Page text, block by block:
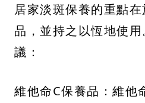
居家淡斑保養的重點
品，並持之以恆地使
議：
維他命C保養品：維他